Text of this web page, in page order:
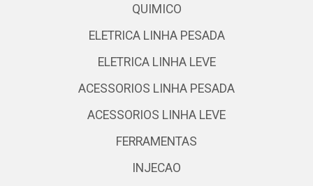
QUIMICO
ELETRICA LINHA PESADA
ELETRICA LINHA LEVE
ACESSORIOS LINHA PESADA
ACESSORIOS LINHA LEVE
FERRAMENTAS
INJECAO